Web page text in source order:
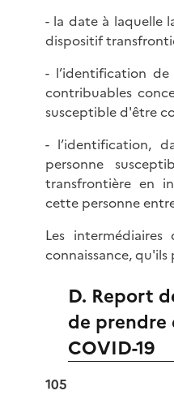
- la date à laquelle
dispositif
- l’identification
contribuables
susceptible d'être
- l’identification,
personne
transfrontière en
cette personne
Les
connaissance,
D. Report
de prendre
COVID-19
105